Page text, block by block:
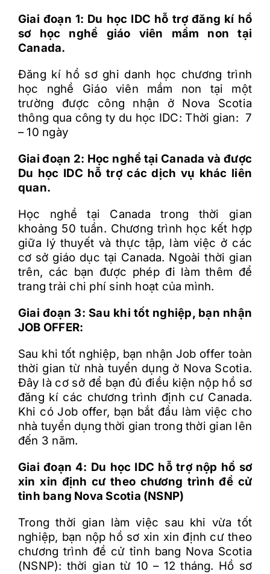
Giai đoạn 1: Du học IDC hỗ trợ đăng kí hồ
sơ học nghề giáo viên mầm non tại
Canada.
Đăng kí hồ sơ ghi danh học chương trình
học nghề Giáo viên mầm non tại một
trường được công nhận ở Nova Scotia
thông qua công ty du học IDC: Thời gian: 7
– 10 ngày
Giai đoạn 2: Học nghề tại Canada và được
Du học IDC hỗ trợ các dịch vụ khác liên
quan.
Học nghề tại Canada trong thời gian
khoảng 50 tuần. Chương trình học kết hợp
giữa lý thuyết và thực tập, làm việc ở các
cơ sở giáo dục tại Canada. Ngoài thời gian
trên, các bạn được phép đi làm thêm để
trang trải chi phí sinh hoạt của mình.
Giai đoạn 3: Sau khi tốt nghiệp, bạn nhận
JOB OFFER:
Sau khi tốt nghiệp, bạn nhận Job offer toàn
thời gian từ nhà tuyển dụng ở Nova Scotia.
Đây là cơ sở để bạn đủ điều kiện nộp hồ sơ
đăng kí các chương trình định cư Canada.
Khi có Job offer, bạn bắt đầu làm việc cho
nhà tuyển dụng thời gian trong thời gian lên
đến 3 năm.
Giai đoạn 4: Du học IDC hỗ trợ nộp hồ sơ
xin xin định cư theo chương trình đề cử
tỉnh bang Nova Scotia (NSNP)
Trong thời gian làm việc sau khi vừa tốt
nghiệp, bạn nộp hồ sơ xin xin định cư theo
chương trình đề cử tỉnh bang Nova Scotia
(NSNP): thời gian từ 10 – 12 tháng. Hồ sơ